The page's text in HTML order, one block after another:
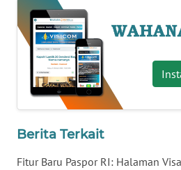
Berita Terkait
Fitur Baru Paspor RI: Halaman
WN
SERAMBI
WN
JAMBI
WN
SULTRA